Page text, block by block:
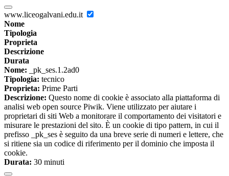
www.liceogalvani.edu.it
Nome
Tipologia
Proprieta
Descrizione
Durata
Nome: _pk_ses.1.2ad0
Tipologia: tecnico
Proprieta: Prime Parti
Descrizione: Questo nome di cookie è associato alla piattaforma di
analisi web open source Piwik. Viene utilizzato per aiutare i
proprietari di siti Web a monitorare il comportamento dei visitatori e
misurare le prestazioni del sito. È un cookie di tipo pattern, in cui il
prefisso _pk_ses è seguito da una breve serie di numeri e lettere, che
si ritiene sia un codice di riferimento per il dominio che imposta il
cookie.
Durata: 30 minuti